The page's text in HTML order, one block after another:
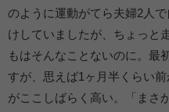
のように運動がてら夫婦2人
けしていましたが、ちょっと
もはそんなことないのに。
すが、思えば1ヶ月半くらい
がここしばらく高い。「まさ